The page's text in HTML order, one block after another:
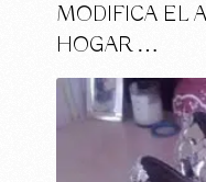
MODIFICA EL
HOGAR …